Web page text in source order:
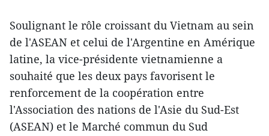
Soulignant le rôle croissant du Vietnam au sein
de l'ASEAN et celui de l'Argentine en Amérique
latine, la vice-présidente vietnamienne a
souhaité que les deux pays favorisent le
renforcement de la coopération entre
l'Association des nations de l'Asie du Sud-Est
(ASEAN) et le Marché commun du Sud